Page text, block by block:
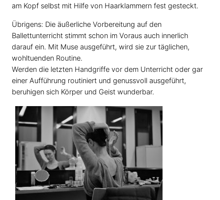
am Kopf selbst mit Hilfe von Haarklammern fest gesteckt.
Übrigens: Die äußerliche Vorbereitung auf den
Ballettunterricht stimmt schon im Voraus auch innerlich
darauf ein. Mit Muse ausgeführt, wird sie zur täglichen,
wohltuenden Routine.
Werden die letzten Handgriffe vor dem Unterricht oder gar
einer Aufführung routiniert und genussvoll ausgeführt,
beruhigen sich Körper und Geist wunderbar.